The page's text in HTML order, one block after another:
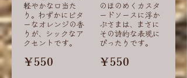
軽やかな口当た
り。わずかにビタ
ーなオレンジの香
りが、シックなア
クセントです。
￥550
のほのめくカスタ
ードソースに浮か
ぶさまは、まさに
その詩的な表現に
ぴったりです。
￥550